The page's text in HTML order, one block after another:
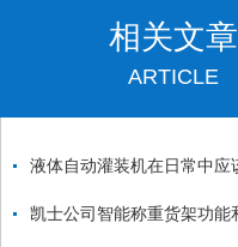
相关文章
ARTICLE